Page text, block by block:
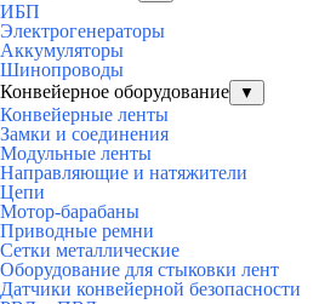
ИБП
Электрогенераторы
Аккумуляторы
Шинопроводы
Конвейерное оборудование
▼
Конвейерные ленты
Замки и соединения
Модульные ленты
Направляющие и натяжители
Цепи
Мотор-барабаны
Приводные ремни
Сетки металлические
Оборудование для стыковки лент
Датчики конвейерной безопасности